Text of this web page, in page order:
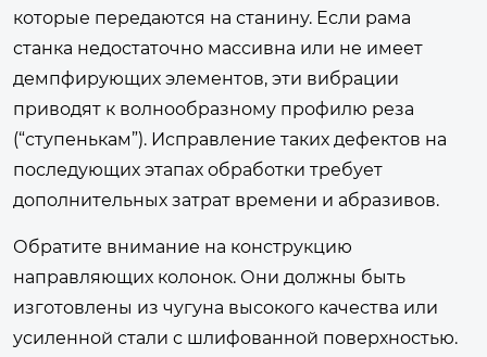
которые передаются на станину. Если рама
станка недостаточно массивна или не имеет
демпфирующих элементов, эти вибрации
приводят к волнообразному профилю реза
(“ступенькам”). Исправление таких дефектов на
последующих этапах обработки требует
дополнительных затрат времени и абразивов.
Обратите внимание на конструкцию
направляющих колонок. Они должны быть
изготовлены из чугуна высокого качества или
усиленной стали с шлифованной поверхностью.